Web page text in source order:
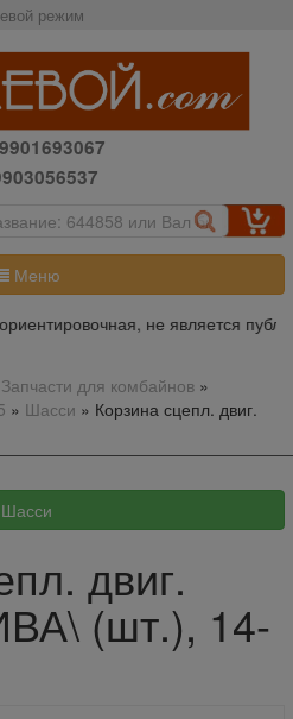
режим
Меню
не является
Запчасти для комбайнов»
» Шасси » Корзина сцепл. двиг.
двиг.
(шт.), 14-